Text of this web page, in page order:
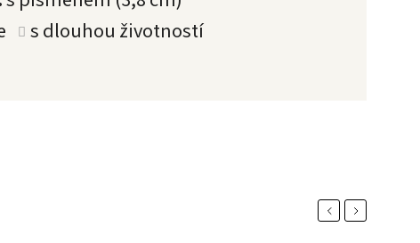
s dlouhou životností
PreviousNext